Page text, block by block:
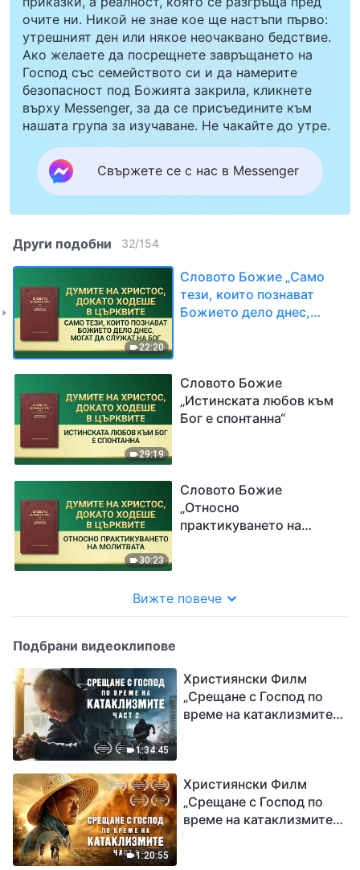
очите ни. Никой не знае кое ще настъпи първо:
утрешният ден или някое неочаквано бедствие.
Ако желаете да посрещнете завръщането на
Господ със семейството си и да намерите
безопасност под Божията закрила, кликнете
върху Messenger, за да се присъедините към
нашата група за изучаване. Не чакайте до утре.
Свържете се с нас в Messenger
Други подобни 32/154
22:20
Словото Божие „Само
тези, които познават
Божието дело днес,
29:19
Словото Божие
„Истинската любов към
Бог е спонтанна“
30:23
Словото Божие
„Относно
практикуването на
Вижте повече
Подбрани видеоклипове
1:34:45
Християнски Филм
„Срещане с Господ по
време на катаклизмите“
1:20:55
Християнски Филм
„Срещане с Господ по
време на катаклизмите“